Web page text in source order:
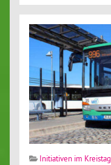
Initiativen im Kreistag